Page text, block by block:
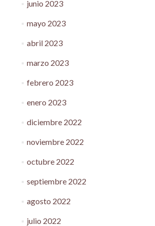
junio 2023
mayo 2023
abril 2023
marzo 2023
febrero 2023
enero 2023
diciembre 2022
noviembre 2022
octubre 2022
septiembre 2022
agosto 2022
julio 2022